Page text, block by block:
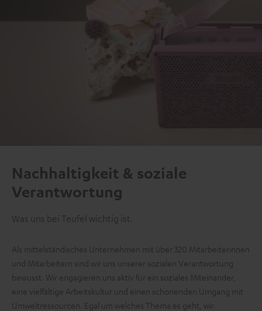
Nachhaltigkeit & soziale
Verantwortung
Was uns bei Teufel wichtig ist.
Als mittelständisches Unternehmen mit über 320 Mitarbeiterinnen
und Mitarbeitern sind wir uns unserer sozialen Verantwortung
bewusst. Wir engagieren uns aktiv für ein soziales Miteinander,
eine vielfältige Arbeitskultur und einen schonenden Umgang mit
Umweltressourcen. Egal um welches Thema es geht, wir